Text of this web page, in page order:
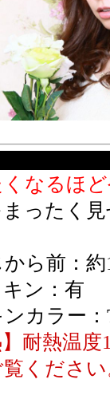
なるほ
まったく
ら前：
キン：有
カラー
】耐熱温
くださ